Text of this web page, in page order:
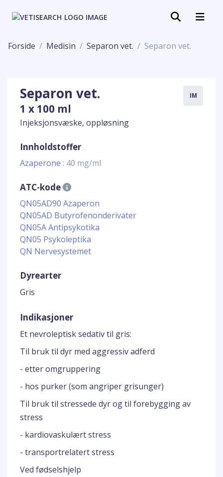
Forside Medisin Separon vet. Separon vet.
Separon vet.
1 x 100 ml
Injeksjonsvæske, oppløsning
IM
Innholdstoffer
Azaperone : 40 mg/ml
ATC-kode
QN05AD90 Azaperon
QN05AD Butyrofenonderivater
QN05A Antipsykotika
QN05 Psykoleptika
QN Nervesystemet
Dyrearter
Gris
Indikasjoner
Et nevroleptisk sedativ til gris:
Til bruk til dyr med aggressiv adferd
- etter omgruppering
- hos purker (som angriper grisunger)
Til bruk til stressede dyr og til forebygging av
stress
- kardiovaskulært stress
- transportrelatert stress
Ved fødselshjelp